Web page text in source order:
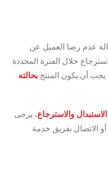
عدم رضا العميل عن
خلال الفترة المحددة
يجب أن يكون المنتجبحالته
والاسترجاع، يرجى
أو الاتصال بفريق خدمة